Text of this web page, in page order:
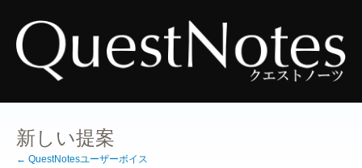
ン
テ
ン
ツ
新しい提案
← QuestNotesユーザーボイス